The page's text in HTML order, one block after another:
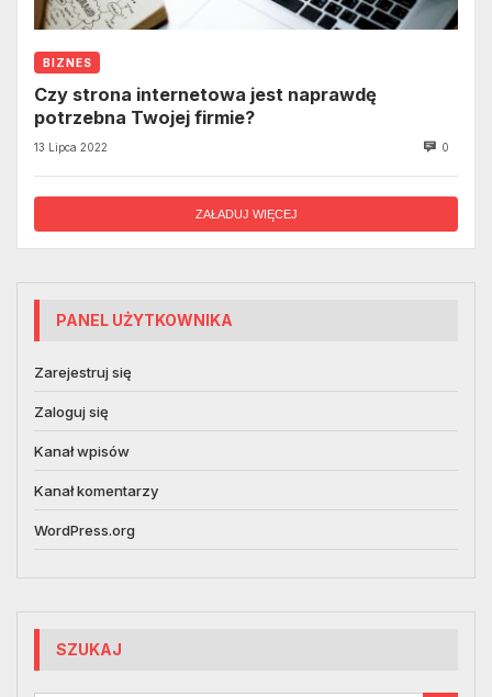
BIZNES
Czy strona internetowa jest naprawdę
potrzebna Twojej firmie?
13 Lipca 2022 0
ZAŁADUJ WIĘCEJ
PANEL UŻYTKOWNIKA
Zarejestruj się
Zaloguj się
Kanał wpisów
Kanał komentarzy
WordPress.org
SZUKAJ